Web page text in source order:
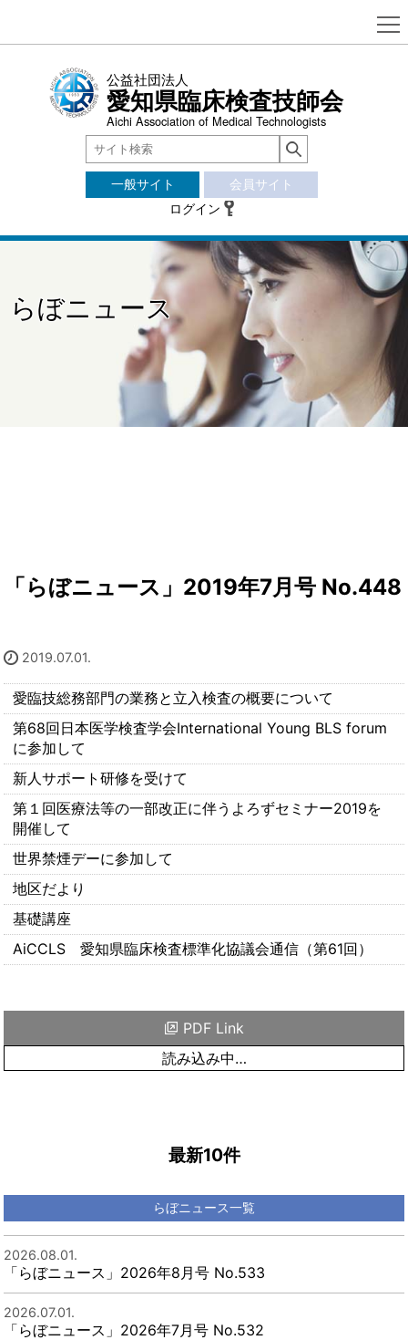
公益社団法人
愛知県臨床検査技師会
Aichi Association of Medical Technologists
一般サイト
会員サイト
ログイン
らぼニュース
「らぼニュース」2019年7月号 No.448
2019.07.01.
愛臨技総務部門の業務と立入検査の概要について
第68回日本医学検査学会International Young BLS forum
に参加して
新人サポート研修を受けて
第１回医療法等の一部改正に伴うよろずセミナー2019を
開催して
世界禁煙デーに参加して
地区だより
基礎講座
AiCCLS 愛知県臨床検査標準化協議会通信（第61回）
PDF Link
読み込み中…
最新10件
らぼニュース一覧
2026.08.01.
「らぼニュース」2026年8月号 No.533
2026.07.01.
「らぼニュース」2026年7月号 No.532